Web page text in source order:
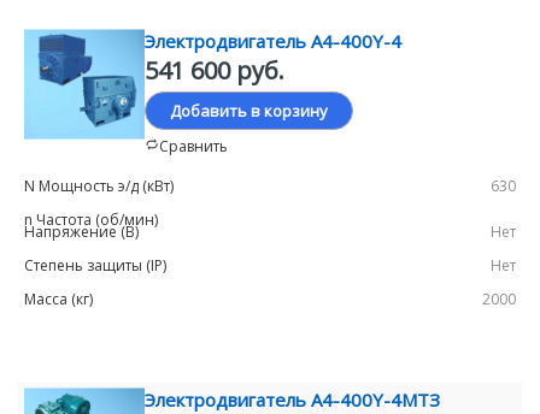
Электродвигатель А4-400Y-4
541 600 руб.
Добавить в корзину
Сравнить
630
Нет
Нет
2000
Электродвигатель А4-400Y-4МТЗ